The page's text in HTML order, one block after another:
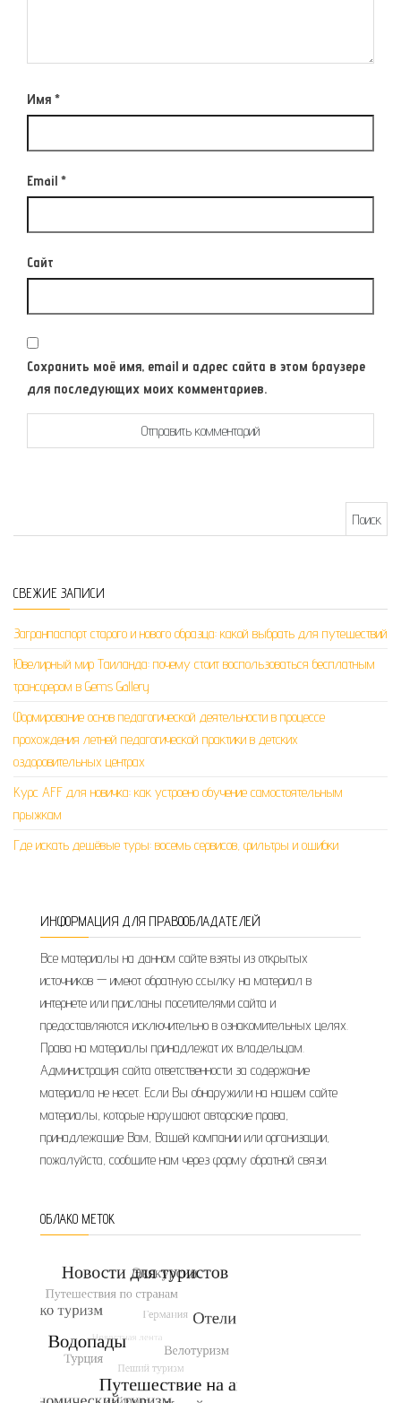
Имя *
Email *
Сайт
Сохранить моё имя, email и адрес сайта в этом браузере
для последующих моих комментариев.
СВЕЖИЕ ЗАПИСИ
Загранпаспорт старого и нового образца: какой выбрать для путешествий
Ювелирный мир Таиланда: почему стоит воспользоваться бесплатным
трансфером в Gems Gallery
Формирование основ педагогической деятельности в процессе
прохождения летней педагогической практики в детских
оздоровительных центрах
Курс AFF для новичка: как устроено обучение самостоятельным
прыжкам
Где искать дешёвые туры: восемь сервисов, фильтры и ошибки
ИНФОРМАЦИЯ ДЛЯ ПРАВООБЛАДАТЕЛЕЙ
Все материалы на данном сайте взяты из открытых
источников — имеют обратную ссылку на материал в
интернете или присланы посетителями сайта и
предоставляются исключительно в ознакомительных целях.
Права на материалы принадлежат их владельцам.
Администрация сайта ответственности за содержание
материала не несет. Если Вы обнаружили на нашем сайте
материалы, которые нарушают авторские права,
принадлежащие Вам, Вашей компании или организации,
пожалуйста, сообщите нам через форму обратной связи.
ОБЛАКО МЕТОК